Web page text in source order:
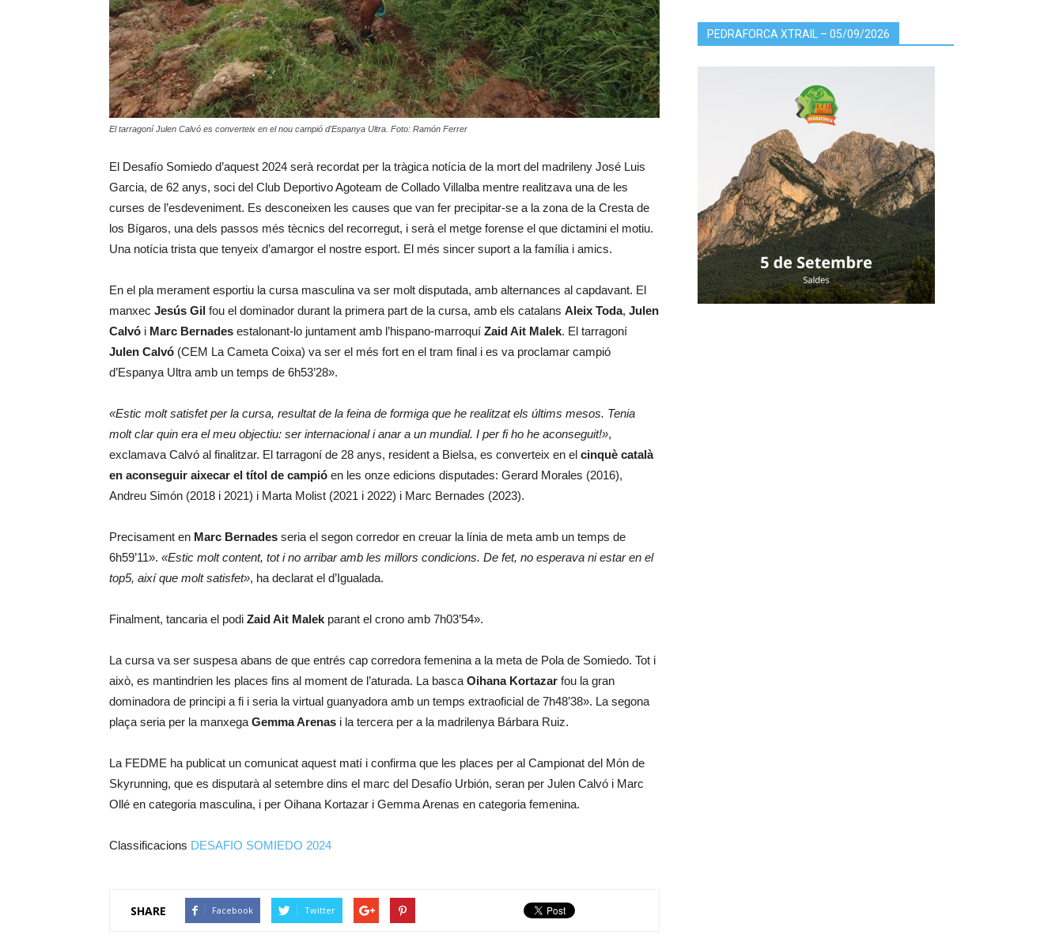
El tarragoní Julen Calvó es converteix en el nou campió d'Espanya Ultra. Foto: Ramón Ferrer
El Desafío Somiedo d’aquest 2024 serà recordat per la tràgica notícia de la mort del madrileny José Luis
Garcia, de 62 anys, soci del Club Deportivo Agoteam de Collado Villalba mentre realitzava una de les
curses de l’esdeveniment. Es desconeixen les causes que van fer precipitar-se a la zona de la Cresta de
los Bígaros, una dels passos més tècnics del recorregut, i serà el metge forense el que dictamini el motiu.
Una notícia trista que tenyeix d’amargor el nostre esport. El més sincer suport a la família i amics.
En el pla merament esportiu la cursa masculina va ser molt disputada, amb alternances al capdavant. El
manxec Jesús Gil fou el dominador durant la primera part de la cursa, amb els catalans Aleix Toda, Julen
Calvó i Marc Bernades estalonant-lo juntament amb l’hispano-marroquí Zaid Ait Malek. El tarragoní
Julen Calvó (CEM La Cameta Coixa) va ser el més fort en el tram final i es va proclamar campió
d’Espanya Ultra amb un temps de 6h53’28».
«Estic molt satisfet per la cursa, resultat de la feina de formiga que he realitzat els últims mesos. Tenia
molt clar quin era el meu objectiu: ser internacional i anar a un mundial. I per fi ho he aconseguit!»,
exclamava Calvó al finalitzar. El tarragoní de 28 anys, resident a Bielsa, es converteix en el cinquè català
en aconseguir aixecar el títol de campió en les onze edicions disputades: Gerard Morales (2016),
Andreu Simón (2018 i 2021) i Marta Molist (2021 i 2022) i Marc Bernades (2023).
Precisament en Marc Bernades seria el segon corredor en creuar la línia de meta amb un temps de
6h59’11». «Estic molt content, tot i no arribar amb les millors condicions. De fet, no esperava ni estar en el
top5, així que molt satisfet», ha declarat el d’Igualada.
Finalment, tancaria el podi Zaid Ait Malek parant el crono amb 7h03’54».
La cursa va ser suspesa abans de que entrés cap corredora femenina a la meta de Pola de Somiedo. Tot i
això, es mantindrien les places fins al moment de l’aturada. La basca Oihana Kortazar fou la gran
dominadora de principi a fi i seria la virtual guanyadora amb un temps extraoficial de 7h48’38». La segona
plaça seria per la manxega Gemma Arenas i la tercera per a la madrilenya Bárbara Ruiz.
La FEDME ha publicat un comunicat aquest matí i confirma que les places per al Campionat del Món de
Skyrunning, que es disputarà al setembre dins el marc del Desafío Urbión, seran per Julen Calvó i Marc
Ollé en categoria masculina, i per Oihana Kortazar i Gemma Arenas en categoria femenina.
Classificacions DESAFIO SOMIEDO 2024
SHARE Facebook Twitter
PEDRAFORCA XTRAIL – 05/09/2026